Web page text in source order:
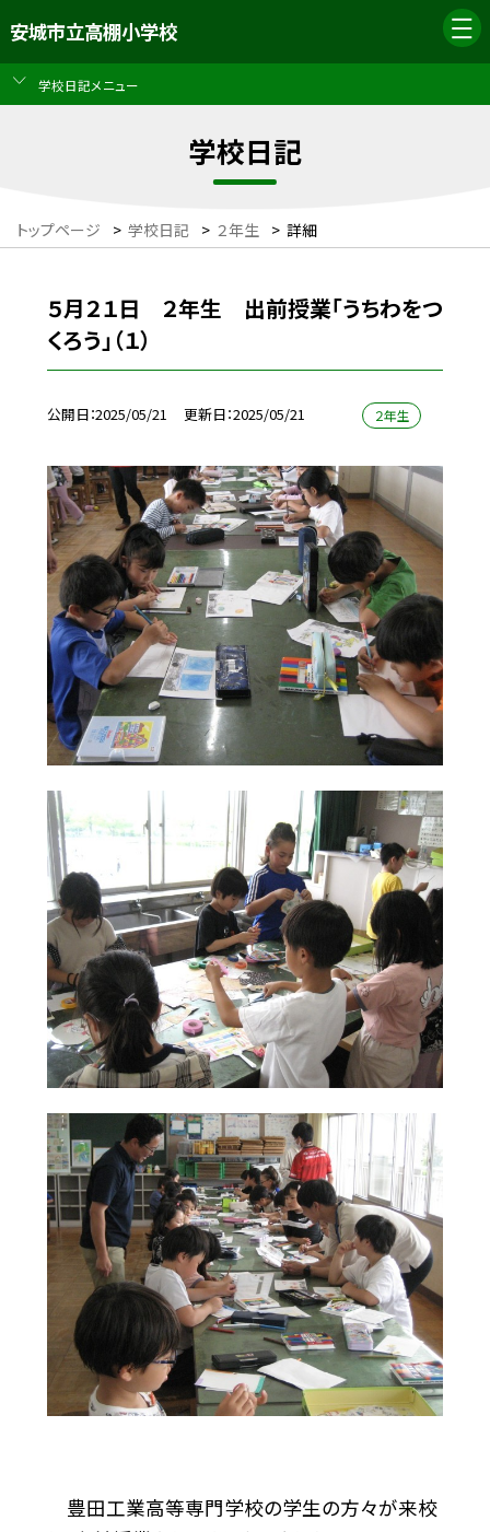
安城市立高棚小学校
学校日記メニュー
学校日記
トップページ > 学校日記 > ２年生 > 詳細
５月２１日 ２年生 出前授業「うちわをつ
くろう」（１）
公開日 2025/05/21 更新日 2025/05/21 ２年生
豊田工業高等専門学校の学生の方々が来校